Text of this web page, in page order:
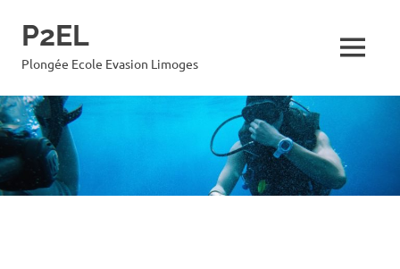
P2EL
Plongée Ecole Evasion Limoges MENU